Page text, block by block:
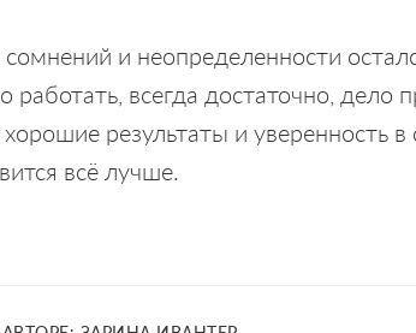
и неопределенности
работать, всегда достаточно, дело
хорошие результаты и уверенность
всё лучше.